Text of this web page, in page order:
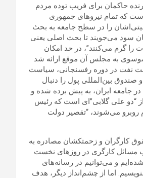
حاکمان برای فریب توده مردم
که تمام نیروهای جمهوری
را در سطح جامعه به بحث
سود می‌جویند تا بحث اصلی یعنی
را گرم می‌کنند”، در حد امکان
که در سال 1362 توسط دولت میرحسین موسوی به مجلس آن موقع ارائه شد
نفت در دوره رفسنجانی، سیاست
بین‌المللی پول را دنبال
جامعه ایران، به پیش برده شده و
“دو علی گلابی”ای است که رئیس
روبرو می‌شوند، “تقصیر دولت
کارگران و زحمتکشان مصادره به
مسائل کارگری در روزهای نخست
و می‌توانیم در رسانه‌های
اما از چشم‌انداز دیگر، هدف